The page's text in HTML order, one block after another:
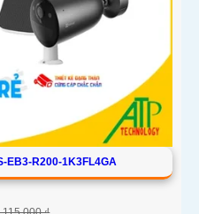
EB3-R200-1K3FL4GA